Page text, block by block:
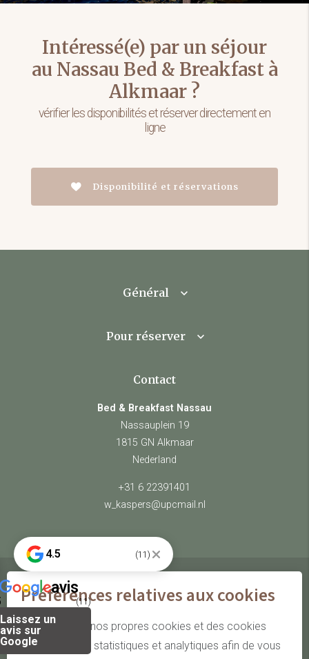
Intéressé(e) par un séjour
au Nassau Bed & Breakfast à
Alkmaar ?
vérifier les disponibilités et réserver directement en
ligne
Disponibilité et réservations
Général
Pour réserver
Contact
Bed & Breakfast Nassau
Nassauplein 19
1815 GN Alkmaar
Nederland
+31 6 22391401
w_kaspers@upcmail.nl
© Bed & Breakfast Nassau
site by Webstart
FR
4.5 (11)
avis
(11)
Laissez un
avis sur
Google
Préférences relatives aux cookies
Nous utilisons nos propres cookies et des cookies
tiers à des fins statistiques et analytiques afin de vous